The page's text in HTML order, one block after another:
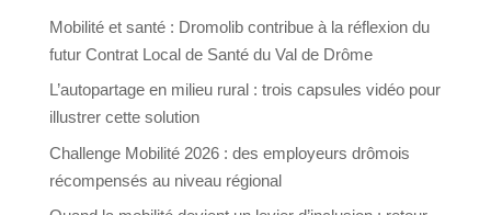
Mobilité et santé : Dromolib contribue à la réflexion du
futur Contrat Local de Santé du Val de Drôme
L’autopartage en milieu rural : trois capsules vidéo pour
illustrer cette solution
Challenge Mobilité 2026 : des employeurs drômois
récompensés au niveau régional